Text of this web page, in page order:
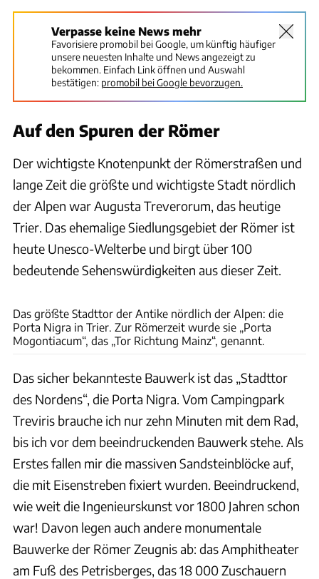
Verpasse keine News mehr
Favorisiere promobil bei Google, um künftig häufiger
unsere neuesten Inhalte und News angezeigt zu
bekommen. Einfach Link öffnen und Auswahl
bestätigen: promobil bei Google bevorzugen.
Auf den Spuren der Römer
Der wichtigste Knotenpunkt der Römerstraßen und
lange Zeit die größte und wichtigste Stadt nördlich
der Alpen war Augusta Treverorum, das heutige
Trier. Das ehemalige Siedlungsgebiet der Römer ist
heute Unesco-Welterbe und birgt über 100
bedeutende Sehenswürdigkeiten aus dieser Zeit.
Das größte Stadttor der Antike nördlich der Alpen: die
Porta Nigra in Trier. Zur Römerzeit wurde sie „Porta
Mogontiacum“, das „Tor Richtung Mainz“, genannt.
Das sicher bekannteste Bauwerk ist das „Stadttor
des Nordens“, die Porta Nigra. Vom Campingpark
Treviris brauche ich nur zehn Minuten mit dem Rad,
bis ich vor dem beeindruckenden Bauwerk stehe. Als
Erstes fallen mir die massiven Sandsteinblöcke auf,
die mit Eisenstreben fixiert wurden. Beeindruckend,
wie weit die Ingenieurskunst vor 1800 Jahren schon
war! Davon legen auch andere monumentale
Bauwerke der Römer Zeugnis ab: das Amphitheater
am Fuß des Petrisberges, das 18 000 Zuschauern